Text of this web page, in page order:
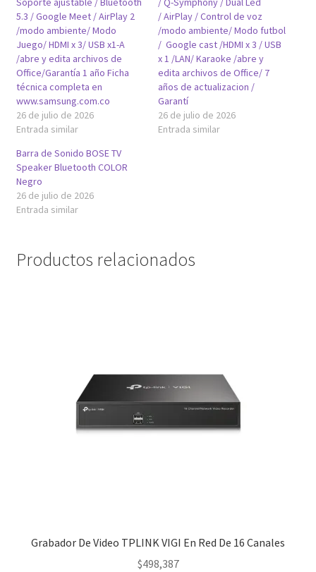
/
Modo
Juego/
HDMI
x
3/
USB
A
/abre
y
edita
Office/Garantía
www.samsung.com.co
5.3 / Google Meet / AirPlay 2
/modo ambiente/ Modo
Juego/ HDMI x 3/ USB x1-A
/abre y edita archivos de
Office/Garantía 1 año Ficha
técnica completa en
www.samsung.com.co
26 de julio de 2026
Entrada similar
/ AirPlay / Control de voz
/modo ambiente/ Modo futbol
/ Google cast /HDMI x 3 / USB
x 1 /LAN/ Karaoke /abre y
edita archivos de Office/ 7
años de actualizacion /
Garantí
26 de julio de 2026
Entrada similar
Barra de Sonido BOSE TV
Speaker Bluetooth COLOR
Negro
26 de julio de 2026
Entrada similar
Productos relacionados
Grabador De Video TPLINK VIGI En Red De 16 Canales
$498,387